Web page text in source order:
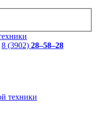
8 (3902) 28–58–28